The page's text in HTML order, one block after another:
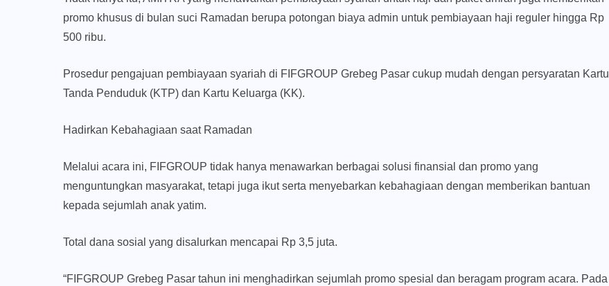
promo khusus di bulan suci Ramadan berupa potongan biaya admin untuk pembiayaan haji reguler hingga Rp
500 ribu.
Prosedur pengajuan pembiayaan syariah di FIFGROUP Grebeg Pasar cukup mudah dengan persyaratan Kartu
Tanda Penduduk (KTP) dan Kartu Keluarga (KK).
Hadirkan Kebahagiaan saat Ramadan
Melalui acara ini, FIFGROUP tidak hanya menawarkan berbagai solusi finansial dan promo yang
menguntungkan masyarakat, tetapi juga ikut serta menyebarkan kebahagiaan dengan memberikan bantuan
kepada sejumlah anak yatim.
Total dana sosial yang disalurkan mencapai Rp 3,5 juta.
“FIFGROUP Grebeg Pasar tahun ini menghadirkan sejumlah promo spesial dan beragam program acara. Pada